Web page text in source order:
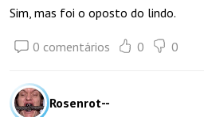
Sim, mas foi o oposto do lindo.
0 comentários 0 0
Rosenrot--